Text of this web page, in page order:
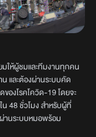
มให้ผู้ชมและทีมงานทุกคน
และต้องผ่านระบบคัด
องโรคโควิด-19 โดยจะ
น 48 ชั่วโมง สำหรับผู้ที่
านระบบหมอพร้อม